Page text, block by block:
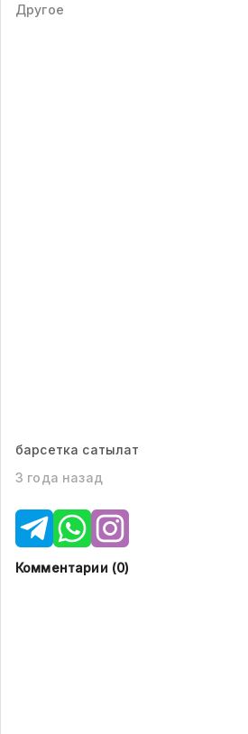
Другое
барсетка сатылат
3 года назад
Комментарии (0)